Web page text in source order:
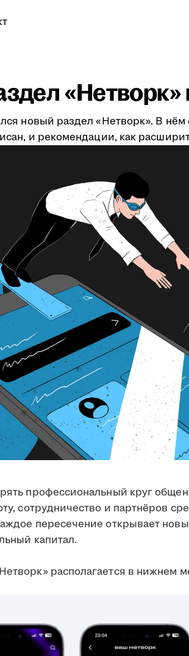
«Нетворк»
новый раздел «Нетворк». В
и рекомендации, как
профессиональный круг
сотрудничество и партнёров
пересечение открывает
капитал.
располагается в нижнем